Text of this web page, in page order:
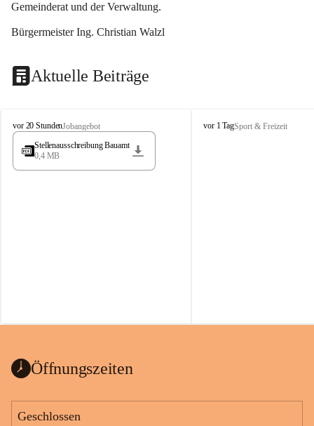
Gemeinderat und der Verwaltung.
Bürgermeister Ing. Christian Walzl
Aktuelle Beiträge
S
t
s
vor 20 StundenJobangebot
Stellenausschreibung Bauamt
0,4 MB
S
vor 1 TagSport & Freizeit
Öffnungszeiten
Geschlossen